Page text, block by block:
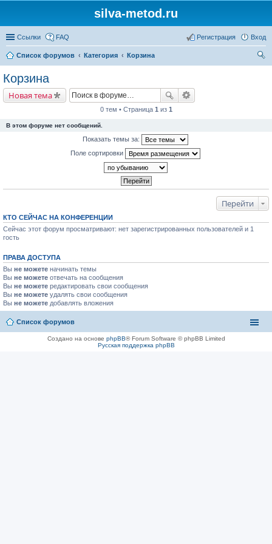
silva-metod.ru
Ссылки FAQ Вход
Регистрация
Список форумов Категория
Корзина
Корзина
Новая тема
0 тем • Страница 1 из 1
В этом форуме нет сообщений.
Показать темы за:
Поле сортировки
Перейти
КТО СЕЙЧАС НА КОНФЕРЕНЦИИ
Сейчас этот форум просматривают: нет зарегистрированных пользователей и 1
гость
ПРАВА ДОСТУПА
Вы не можете начинать темы
Вы не можете отвечать на сообщения
Вы не можете редактировать свои сообщения
Вы не можете удалять свои сообщения
Вы не можете добавлять вложения
Список форумов
Создано на основе phpBB® Forum Software © phpBB Limited
Русская поддержка phpBB